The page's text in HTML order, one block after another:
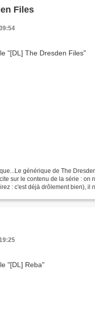
Files
générique de The
sur le contenu de la série : on
: c'est déjà drôlement bien), il